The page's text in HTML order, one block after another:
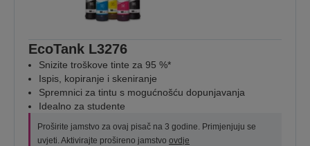
EcoTank L3276
Snizite troškove tinte za 95 %*
Ispis, kopiranje i skeniranje
Spremnici za tintu s mogućnošću dopunjavanja
Idealno za studente
Proširite jamstvo za ovaj pisač na 3 godine. Primjenjuju se
uvjeti. Aktivirajte prošireno jamstvo ovdje